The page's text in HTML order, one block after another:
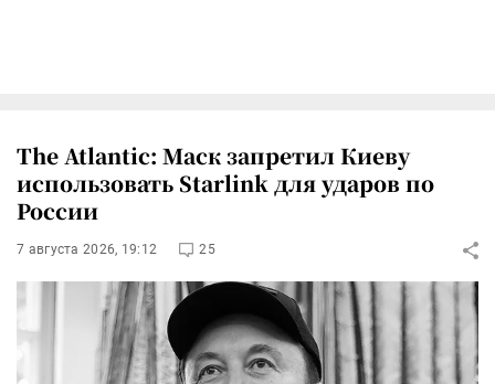
The Atlantic: Маск запретил Киеву
использовать Starlink для ударов по
России
7 августа 2026, 19:12 25